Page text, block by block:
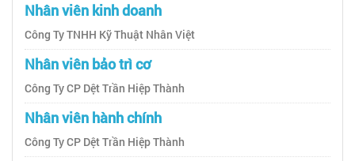
Nhân viên kinh doanh
Công Ty TNHH Kỹ Thuật Nhân Việt
Nhân viên bảo trì cơ
Công Ty CP Dệt Trần Hiệp Thành
Nhân viên hành chính
Công Ty CP Dệt Trần Hiệp Thành